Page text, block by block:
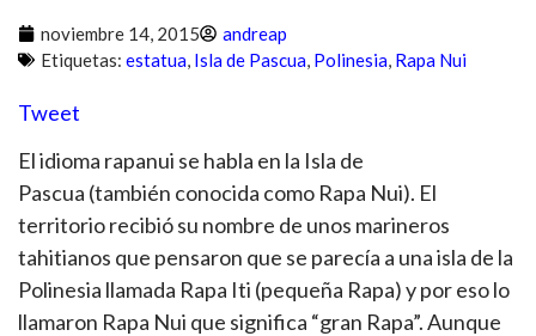
noviembre 14, 2015
andreap
Etiquetas: estatua, Isla de Pascua, Polinesia, Rapa Nui
Tweet
El idioma rapanui se habla en la Isla de
Pascua (también conocida como Rapa Nui). El
territorio recibió su nombre de unos marineros
tahitianos que pensaron que se parecía a una isla de la
Polinesia llamada Rapa Iti (pequeña Rapa) y por eso lo
llamaron Rapa Nui que significa “gran Rapa”. Aunque